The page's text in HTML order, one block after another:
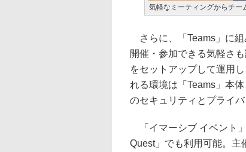
気軽なミーティングからチー
さらに、「Teams」に組
開催・参加できる気軽さ
をセットアップして運用
れる環境は「Teams」本
のセキュリティとプライバ
「イマーシブ イベント
Quest」でも利用可能。主